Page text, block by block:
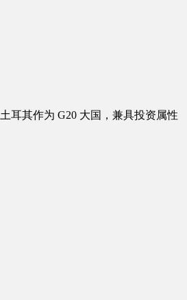
耳其作为 G20 大国，兼具投资属性